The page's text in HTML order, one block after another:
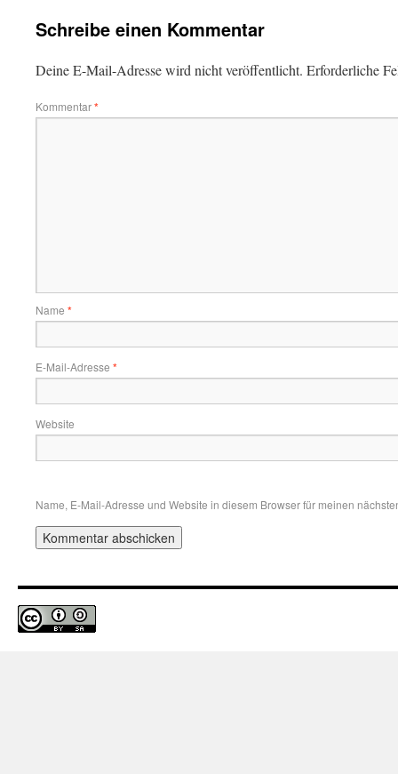
Schreibe einen Kommentar
Deine E-Mail-Adresse wird nicht veröffentlicht. Erforderliche
Kommentar*
Name *
E-Mail-Adresse *
Website
Name, E-Mail-Adresse und Website in diesem Browser für meinen